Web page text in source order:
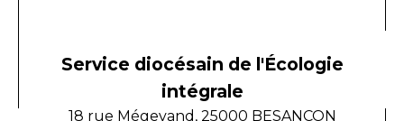
Service diocésain de l'Écologie
intégrale
18 rue Mégevand, 25000 BESANCON